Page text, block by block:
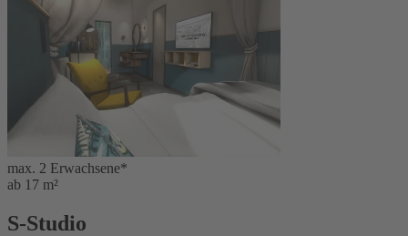
max. 2 Erwachsene*
ab 17 m²
S-Studio